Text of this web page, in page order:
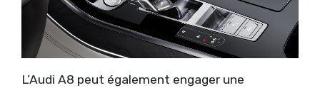
L’Audi A8 peut également engager une